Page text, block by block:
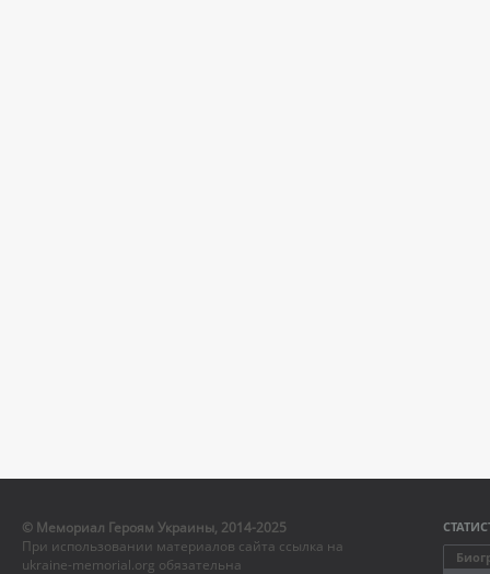
© Мемориал Героям Украины, 2014-2025
При использовании материалов сайта ссылка на
ukraine-memorial.org обязательна